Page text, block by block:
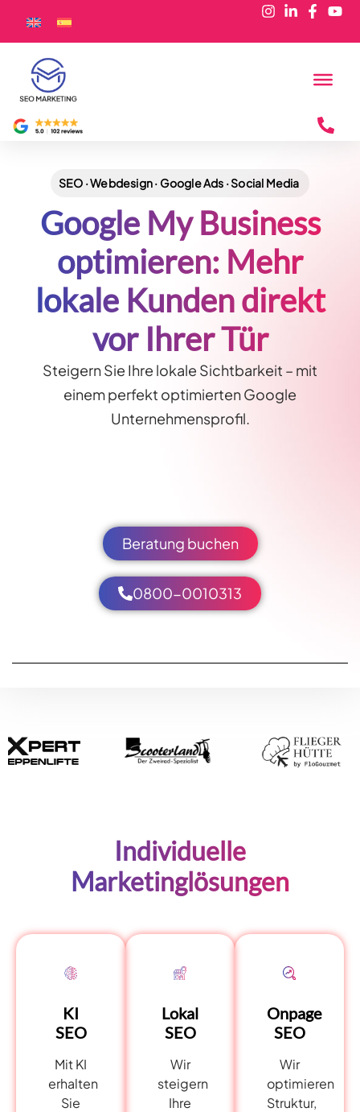
SEO · Webdesign · Google Ads · Social Media
Google My Business
optimieren: Mehr
lokale Kunden direkt
vor Ihrer Tür
Steigern Sie Ihre lokale Sichtbarkeit – mit
einem perfekt optimierten Google
Unternehmensprofil.
Beratung buchen
0800-0010313
Individuelle
Marketinglösungen
KI
SEO
Mit KI
erhalten
Sie
Lokal
SEO
Wir
steigern
Ihre
Onpage
SEO
Wir
optimieren
Struktur,